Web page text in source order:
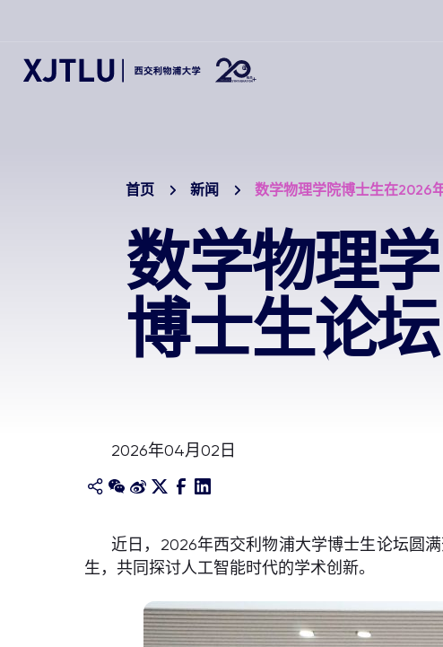
首页 新闻 数学物理学院博士生在2026
数学物理
博士生论
2026年04月02日
近日，2026年西交利物浦大学博士生论坛圆
生，共同探讨人工智能时代的学术创新。